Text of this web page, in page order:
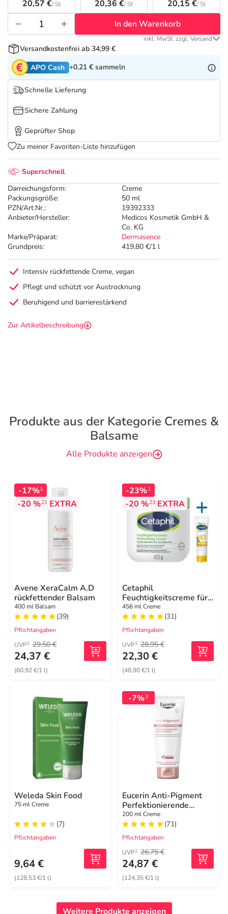
Tierapotheke
Vitamine & Mineralstoffe
Marken
Salus Deals
Superschnell
Darreichungsform:
Creme
Packungsgröße:
50 ml
PZN/Art.Nr.:
19392333
Anbieter/Hersteller:
Medicos Kosmetik GmbH &
Co. KG
Marke/Präparat:
Dermasence
Grundpreis:
419,80 €/1 l
20,57 €/ St 20,36 €/ St 20,15 €/ St
In den Warenkorb
inkl. MwSt. zzgl. Versand
Versandkostenfrei ab 34,99 €
APO Cash +0,21 € sammeln
Schnelle Lieferung
Sichere Zahlung
Geprüfter Shop
Zu meiner Favoriten-Liste hinzufügen
Intensiv rückfettende Creme, vegan
Pflegt und schützt vor Austrocknung
Beruhigend und barrierestärkend
Zur Artikelbeschreibung
Produkte aus der Kategorie Cremes &
Balsame
Alle Produkte anzeigen
-17%3
-20 %21EXTRA
Avene XeraCalm A.D
rückfettender Balsam
400 ml Balsam
(39)
Pflichtangaben
UVP1 29,50 €
24,37 €
(60,92 €/1 l)
-23%3
-20 %23EXTRA
Cetaphil
Feuchtigkeitscreme für
trockene, empfindliche
Haut
456 ml Creme
(31)
Pflichtangaben
UVP1 28,95 €
22,30 €
(48,90 €/1 l)
Weleda Skin Food
75 ml Creme
(7)
Pflichtangaben
9,64 €
(128,53 €/1 l)
-7%3
Eucerin Anti-Pigment
Perfektionierende
Körpercreme
200 ml Creme
(71)
Pflichtangaben
UVP1 26,75 €
24,87 €
(124,35 €/1 l)
Weitere Produkte anzeigen